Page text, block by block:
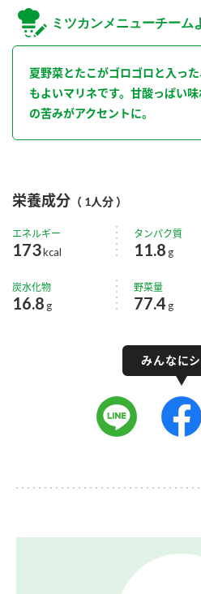
ミツカンメニューチーム
夏野菜とたこがゴロゴロと入っ
もよいマリネです。甘酸っぱい
の苦みがアクセントに。
栄養成分 （ 1人分 ）
エネルギー
173kcal
タンパク質
11.8 g
炭水化物
16.8 g
野菜量
77.4 g